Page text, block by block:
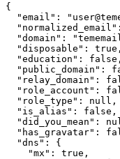
{
"email":
"domain":
  "disposable": true,
  "education": false,
"public_domain":
"relay_domain":
"role_account":
  "role_type": null,
  "is_alias": false,
"did_you_mean":
"has_gravatar":
  "dns": {
    "mx": true,